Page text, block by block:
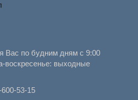
Вас по будним дням с 9:00
воскресенье: выходные
53-15